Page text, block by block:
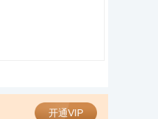
开通VIP